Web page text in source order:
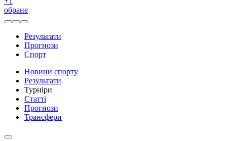
обране
Результати
Прогнози
Спорт
Новини спорту
Результати
Турніри
Статті
Прогнози
Трансфери